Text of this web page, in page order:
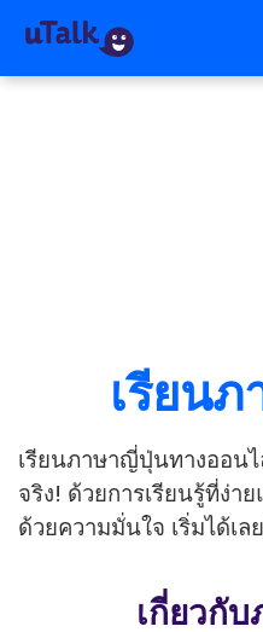
เรียน
เรียนภาษาญี่ปุ่นทางออน
จริง! ด้วยการเรียนรู้ที่ง่า
ด้วยความมั่นใจ เริ่มได้เล
เกี่ยวกั